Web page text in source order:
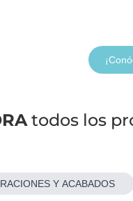
todos los
Y ACABADOS